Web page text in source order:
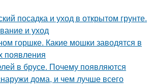
посадка и уход в открытом грунте.
и уход
горшке. Какие мошки заводятся в
появления
в брусе. Почему появляются
дома, и чем лучше всего